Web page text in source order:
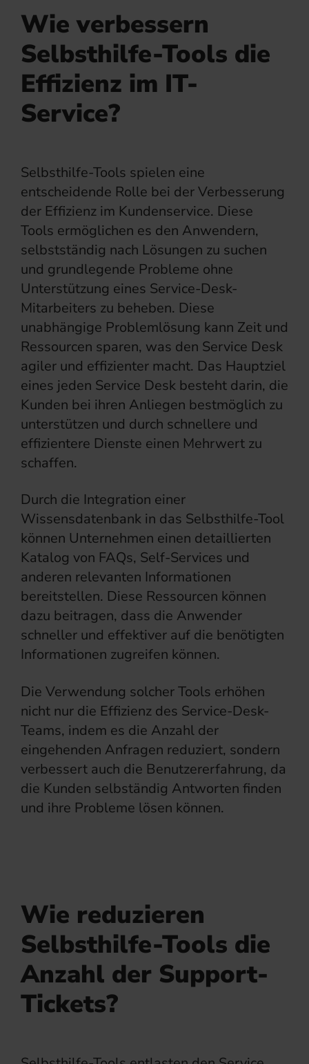
Wie verbessern
Selbsthilfe-Tools die
Effizienz im IT-
Service?
Selbsthilfe-Tools spielen eine
entscheidende Rolle bei der Verbesserung
der Effizienz im Kundenservice. Diese
Tools ermöglichen es den Anwendern,
selbstständig nach Lösungen zu suchen
und grundlegende Probleme ohne
Unterstützung eines Service-Desk-
Mitarbeiters zu beheben. Diese
unabhängige Problemlösung kann Zeit und
Ressourcen sparen, was den Service Desk
agiler und effizienter macht. Das Hauptziel
eines jeden Service Desk besteht darin, die
Kunden bei ihren Anliegen bestmöglich zu
unterstützen und durch schnellere und
effizientere Dienste einen Mehrwert zu
schaffen.
Durch die Integration einer
Wissensdatenbank in das Selbsthilfe-Tool
können Unternehmen einen detaillierten
Katalog von FAQs, Self-Services und
anderen relevanten Informationen
bereitstellen. Diese Ressourcen können
dazu beitragen, dass die Anwender
schneller und effektiver auf die benötigten
Informationen zugreifen können.
Die Verwendung solcher Tools erhöhen
nicht nur die Effizienz des Service-Desk-
Teams, indem es die Anzahl der
eingehenden Anfragen reduziert, sondern
verbessert auch die Benutzererfahrung, da
die Kunden selbständig Antworten finden
und ihre Probleme lösen können.
Wie reduzieren
Selbsthilfe-Tools die
Anzahl der Support-
Tickets?